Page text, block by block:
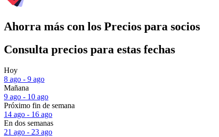
Ahorra más con los Precios para socios
Consulta precios para estas fechas
Hoy
8 ago - 9 ago
Mañana
9 ago - 10 ago
Próximo fin de semana
14 ago - 16 ago
En dos semanas
21 ago - 23 ago